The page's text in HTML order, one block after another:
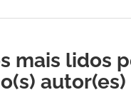
mais lidos
autor(es)